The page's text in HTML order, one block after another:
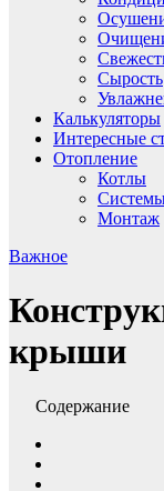
Сырость
Калькуляторы
Интересные
Отопление
Котлы
Монтаж
Важное
крыши
Содержание